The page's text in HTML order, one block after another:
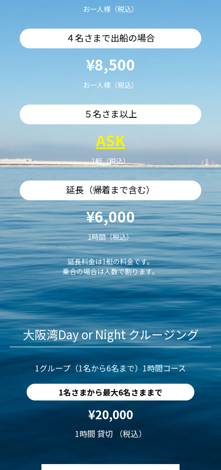
お一人様（税込）
４名さまで出船の場合
¥8,500
お一人様（税込）
５名さま以上
ASK
1艇（税込）
延長（帰着まで含む）
¥6,000
1時間（税込）
延長料金は1艇の料金です。
乗合の場合は人数で割ります。
大阪湾Day or Night クルージング
1グループ（1名から6名まで）1時間コース
1名さまから最大6名さままで
¥20,000
1時間 貸切 （税込）